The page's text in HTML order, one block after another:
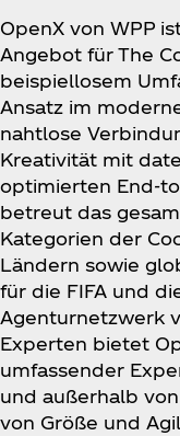
OpenX von WPP
Angebot für The
beispiellosem
Ansatz im
nahtlose
Kreativität mit
optimierten End-
betreut das
Kategorien der
Ländern sowie
für die FIFA und
Agenturnetzwerk
Experten bietet
umfassender
und außerhalb
von Größe und